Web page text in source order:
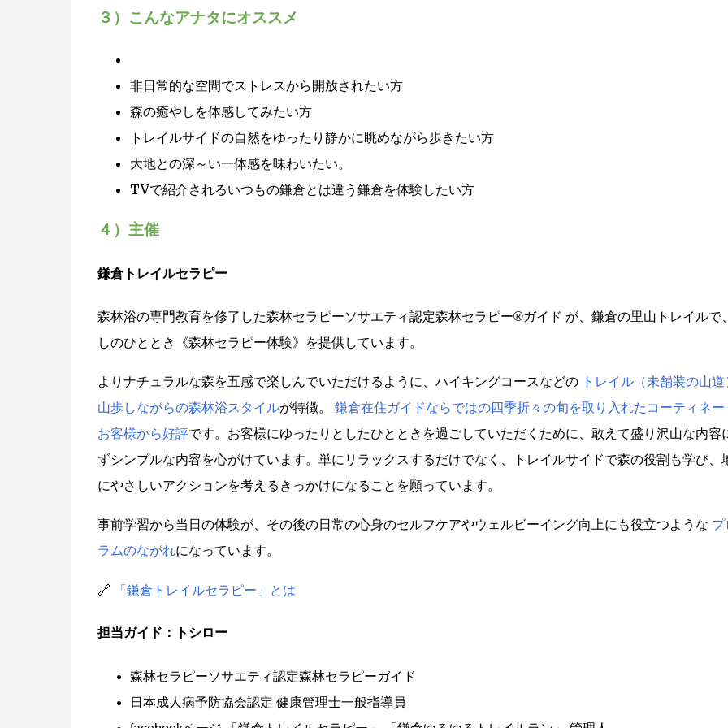
３）こんなアナタにオススメ
非日常的な空間でストレスから開放されたい方
森の癒やしを体感してみたい方
トレイルサイドの自然をゆったり静かに眺めながら歩きたい方
大地との深～い一体感を味わいたい。
TVで紹介されるいつもの鎌倉とは違う鎌倉を体験したい方
４）主催
鎌倉トレイルセラピー
森林浴の専門教育を修了した森林セラピーソサエティ認定森林セラピー®ガイド が、鎌倉の里山トレイルで
しのひととき《森林セラピー体験》を提供しています。
よりナチュラルな森を五感で楽しんでいただけるように、ハイキングコースなどの トレイル（未舗装の山道
山歩しながらの森林浴スタイルが特徴。 鎌倉在住ガイドならではの四季折々の旬を取り入れたコーティネー
お客様から好評です。お客様にゆったりとしたひとときを過ごしていただくために、敢えて盛り沢山な内容
ずシンプルな内容を心がけています。単にリラックスするだけでなく、トレイルサイドで森の役割も学び、
にやさしいアクションを考えるきっかけになることを願っています。
事前学習から当日の体験が、その後の日常の心身のセルフケアやウェルビーイング向上にも役立つような プ
ラムのながれになっています。
🔗 「鎌倉トレイルセラピー」とは
担当ガイド：トシロー
森林セラピーソサエティ認定森林セラピーガイド
日本成人病予防協会認定 健康管理士一般指導員